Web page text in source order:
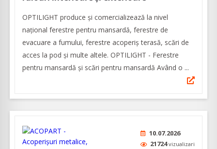
OPTILIGHT produce şi comercializează la nivel
naţional ferestre pentru mansardă, ferestre de
evacuare a fumului, ferestre acoperiş terasă, scări de
acces la pod și multe altele. OPTILIGHT - Ferestre
pentru mansardă şi scări pentru mansardă Având o ...
10.07.2026
21724vizualizari